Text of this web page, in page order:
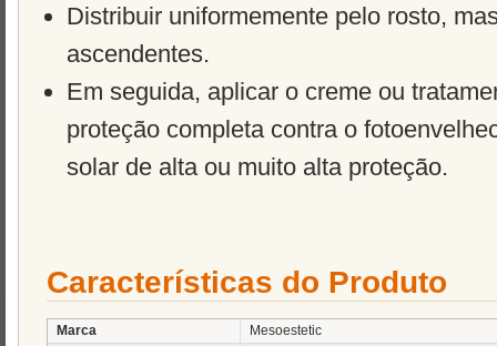
Distribuir uniformemente pelo rosto,
ascendentes.
Em seguida, aplicar o creme ou
proteção completa contra o
solar de alta ou muito alta proteção.
Características do Produto
Marca
Mesoestetic